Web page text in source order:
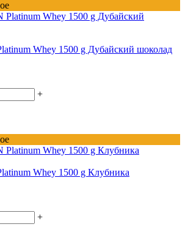
Whey 1500 g Дубайский шоколад
+
Whey 1500 g Клубника
+